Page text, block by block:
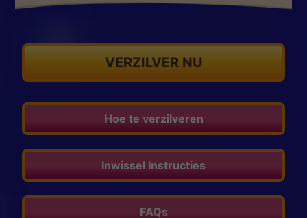
VERZILVER NU
Hoe te verzilveren
Inwissel Instructies
FAQs